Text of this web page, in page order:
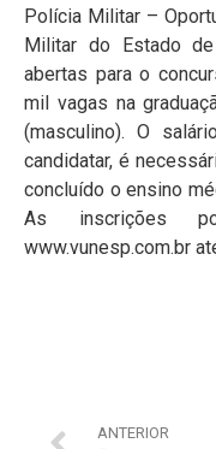
Polícia Militar –
Militar do Estado
abertas para o
mil vagas na
(masculino). O
candidatar, é
concluído o ensino
As inscrições
www.vunesp.com.br
ANTERIOR